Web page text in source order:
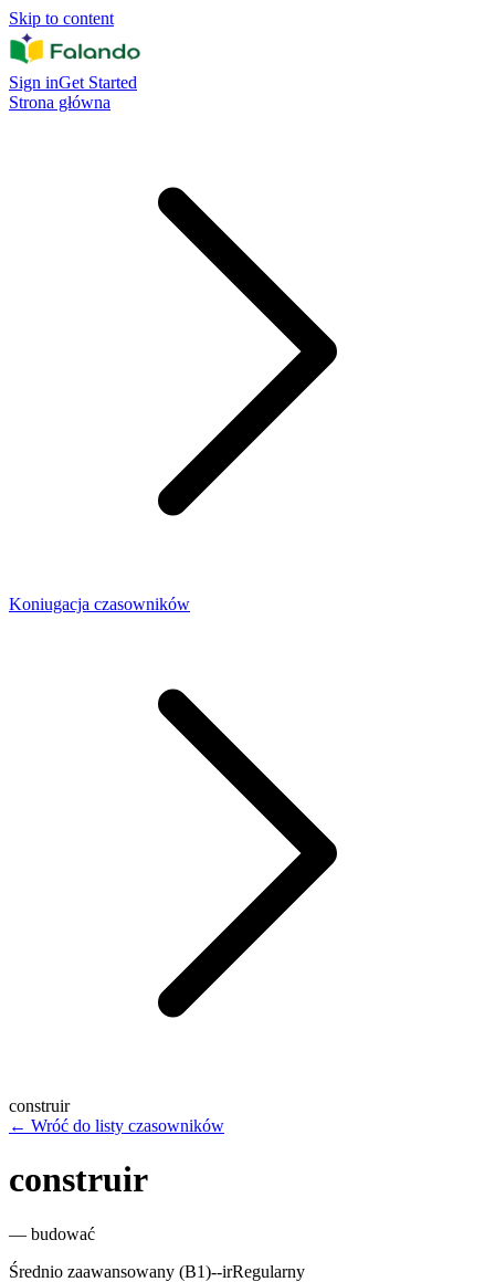
Skip to content
Sign inGet Started
Strona główna
Koniugacja czasowników
construir
← Wróć do listy czasowników
construir
— budować
Średnio zaawansowany (B1)--irRegularny